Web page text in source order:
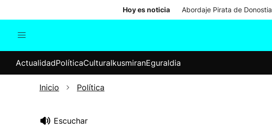
Hoy es noticia Abordaje Pirata de Donostia
Internacional
Elecciones
ActualidadPolíticaCulturaIkusmiranEguraldia
Inicio Política
Escuchar